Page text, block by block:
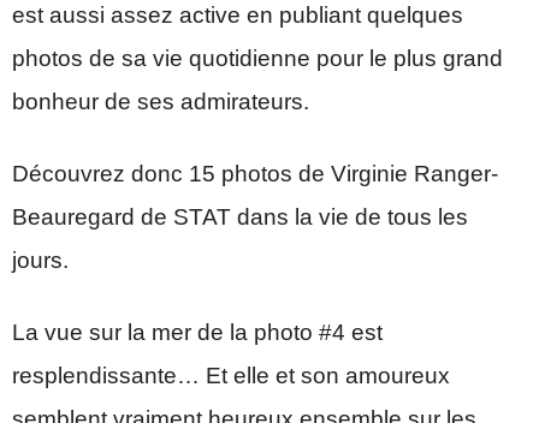
est aussi assez active en publiant quelques
photos de sa vie quotidienne pour le plus grand
bonheur de ses admirateurs.
Découvrez donc 15 photos de Virginie Ranger-
Beauregard de STAT dans la vie de tous les
jours.
La vue sur la mer de la photo #4 est
resplendissante… Et elle et son amoureux